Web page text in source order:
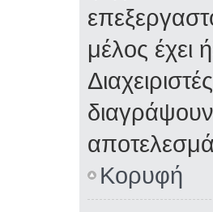
μέλος έχει
Κορυφή